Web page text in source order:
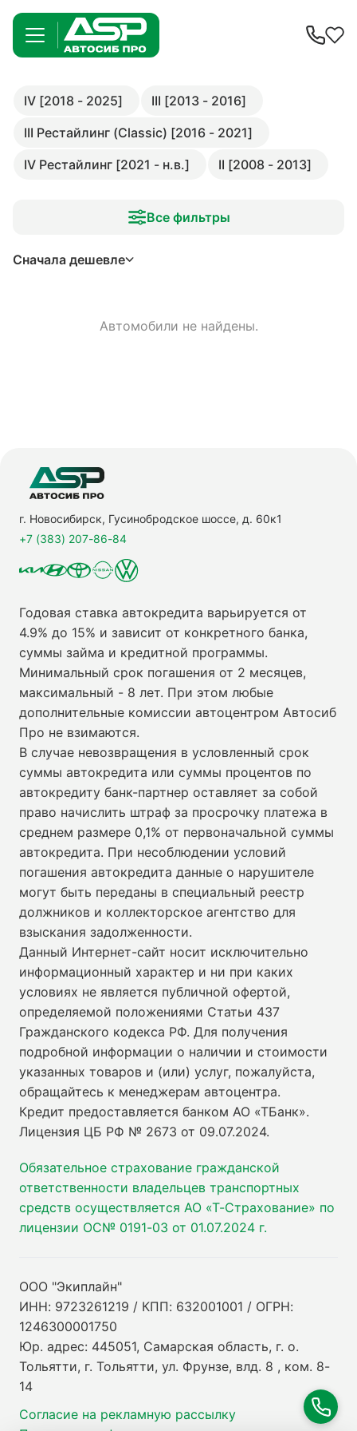
IV [2018 - 2025]
III [2013 - 2016]
III Рестайлинг (Classic) [2016 - 2021]
IV Рестайлинг [2021 - н.в.]
II [2008 - 2013]
Все фильтры
Сначала дешевле
Автомобили не найдены.
г. Новосибирск, Гусинобродское шоссе, д. 60к1
+7 (383) 207-86-84
Годовая ставка автокредита варьируется от
4.9% до 15% и зависит от конкретного банка,
суммы займа и кредитной программы.
Минимальный срок погашения от 2 месяцев,
максимальный - 8 лет. При этом любые
дополнительные комиссии автоцентром Автосиб
Про не взимаются.
В случае невозвращения в условленный срок
суммы автокредита или суммы процентов по
автокредиту банк-партнер оставляет за собой
право начислить штраф за просрочку платежа в
среднем размере 0,1% от первоначальной суммы
автокредита. При несоблюдении условий
погашения автокредита данные о нарушителе
могут быть переданы в специальный реестр
должников и коллекторское агентство для
взыскания задолженности.
Данный Интернет-сайт носит исключительно
информационный характер и ни при каких
условиях не является публичной офертой,
определяемой положениями Статьи 437
Гражданского кодекса РФ. Для получения
подробной информации о наличии и стоимости
указанных товаров и (или) услуг, пожалуйста,
обращайтесь к менеджерам автоцентра.
Кредит предоставляется банком АО «ТБанк».
Лицензия ЦБ РФ № 2673 от 09.07.2024.
Обязательное страхование гражданской
ответственности владельцев транспортных
средств осуществляется АО «Т-Страхование» по
лицензии ОС№ 0191-03 от 01.07.2024 г.
ООО "Экиплайн"
ИНН: 9723261219 / КПП: 632001001 / ОГРН:
1246300001750
Юр. адрес: 445051, Самарская область, г. о.
Тольятти, г. Тольятти, ул. Фрунзе, влд. 8 , ком. 8-
14
Согласие на рекламную рассылку